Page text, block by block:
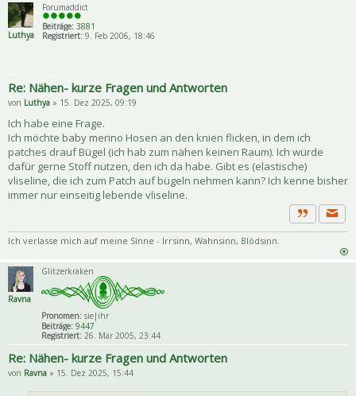
Luthya
Forumaddict
Beiträge: 3881
Registriert: 9. Feb 2006, 18:46
Re: Nähen- kurze Fragen und Antworten
von Luthya » 15. Dez 2025, 09:19
Ich habe eine Frage.
Ich möchte baby merino Hosen an den knien flicken, in dem ich
patches drauf Bügel (ich hab zum nähen keinen Raum). Ich würde
dafür gerne Stoff nutzen, den ich da habe. Gibt es (elastische)
vliseline, die ich zum Patch auf bügeln nehmen kann? Ich kenne bisher
immer nur einseitig lebende vliseline.
Zitat
Ich verlasse mich auf meine Sinne - Irrsinn, Wahnsinn, Blödsinn.
Ravna
Glitzerkraken
Pronomen: sie|ihr
Beiträge: 9447
Registriert: 26. Mär 2005, 23:44
Re: Nähen- kurze Fragen und Antworten
von Ravna » 15. Dez 2025, 15:44